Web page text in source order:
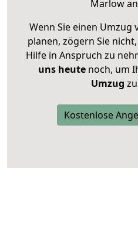
Marlow
Wenn Sie einen Umzug
planen, zögern Sie
Hilfe in Anspruch zu
uns heutenoch, um
Umzug
Kostenlose